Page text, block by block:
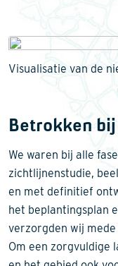
Visualisatie van de
Betrokken
We waren bij alle
zichtlijnenstudie,
en met definitief
het beplantingsplan
verzorgden wij
Om een zorgvuldige